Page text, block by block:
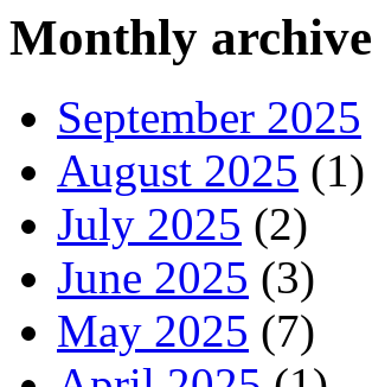
Monthly archive
September 2025
August 2025 (1)
July 2025 (2)
June 2025 (3)
May 2025 (7)